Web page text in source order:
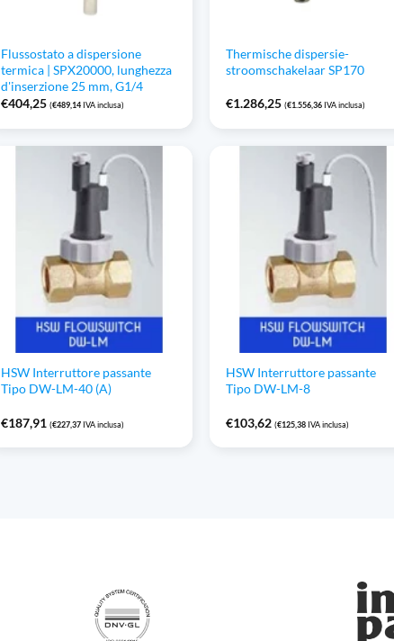
Flussostato a dispersione
termica | SPX20000, lunghezza
d'inserzione 25 mm, G1/4
€404,25 (€489,14 IVA inclusa)
Thermische dispersie-
stroomschakelaar SP170
€1.286,25 (€1.556,36IVA inclusa)
HSW Interruttore passante
Tipo DW-LM-40 (A)
€187,91 (€227,37 IVA inclusa)
HSW Interruttore passante
Tipo DW-LM-8
€103,62 (€125,38IVA inclusa)